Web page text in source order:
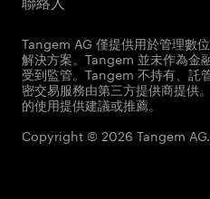
Tangem AG 僅提供用於管理數
解決方案。Tangem 並未作為金
受到監管。Tangem 不持有、託
密交易服務由第三方提供商提供
的使用提供建議或推薦。